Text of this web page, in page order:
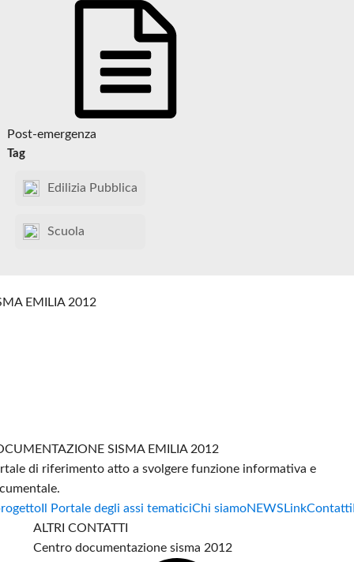
Post-emergenza
Tag
Edilizia Pubblica
Scuola
EMILIA 2012
SISMA EMILIA 2012
di riferimento atto a svolgere funzione informativa e
Il Portale degli assi tematiciChi siamoNEWS LinkContatti
ALTRI CONTATTI
Centro documentazione sisma 2012